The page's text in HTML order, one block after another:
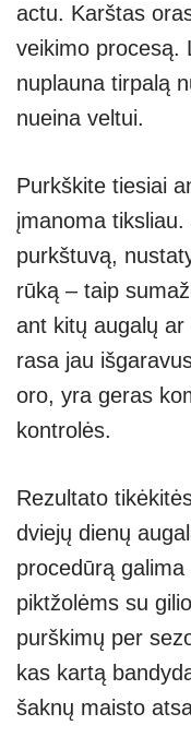
actu. Karštas
veikimo procesą.
nuplauna tirpalą
nueina veltui.
Purkškite tiesiai
įmanoma
purkštuvą,
rūką – taip
ant kitų augalų
rasa jau
oro, yra geras
kontrolės.
Rezultato
dviejų dienų
procedūrą
piktžolėms su
purškimų per
kas kartą
šaknų maisto